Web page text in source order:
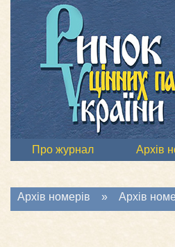
Про журнал Архів
Архів номерів » Архів